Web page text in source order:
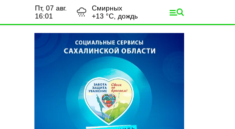
пт, 07 авг.
16:01
Смирных
+13 °С, дождь